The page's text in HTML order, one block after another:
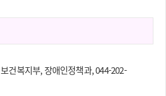
보건복지부, 장애인정책과, 044-202-